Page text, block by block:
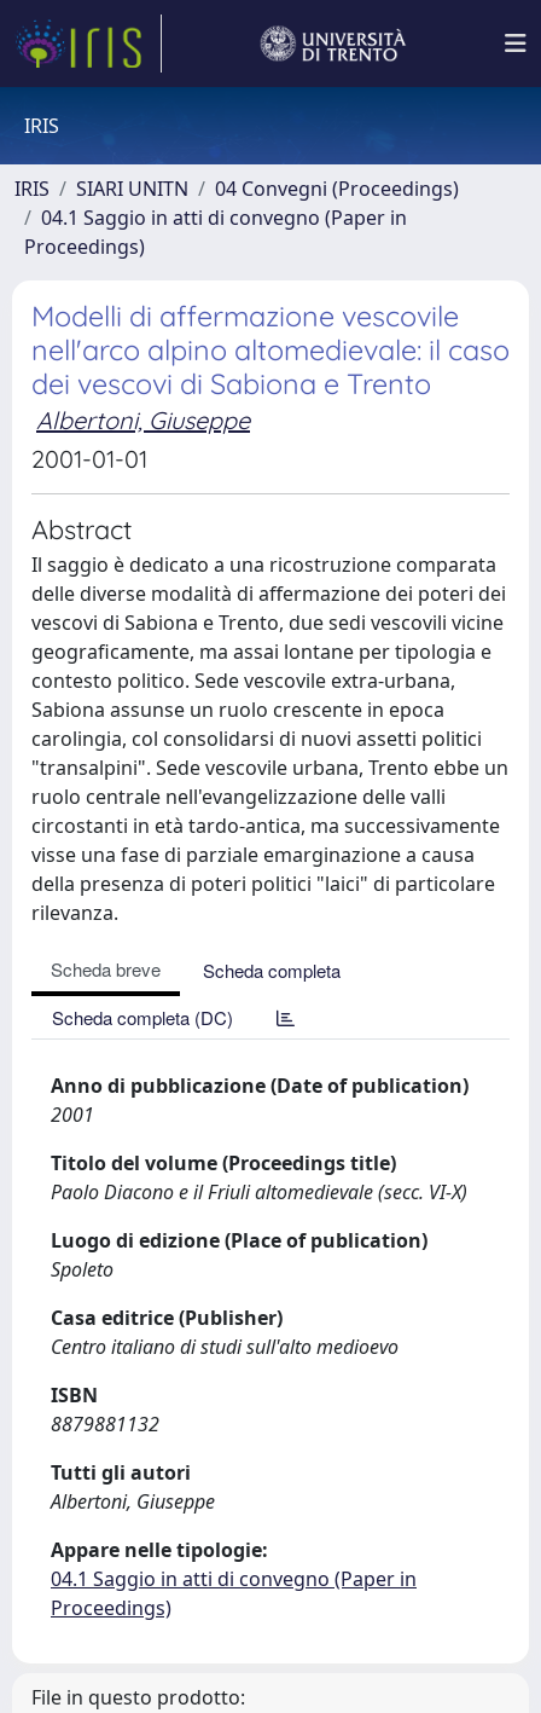
IRIS
IRIS SIARI UNITN
04 Convegni (Proceedings)
04.1 Saggio in atti di convegno (Paper in
Proceedings)
Modelli di affermazione vescovile
nell'arco alpino altomedievale: il caso
dei vescovi di Sabiona e Trento
Albertoni, Giuseppe
2001-01-01
Abstract
Il saggio è dedicato a una ricostruzione comparata
delle diverse modalità di affermazione dei poteri dei
vescovi di Sabiona e Trento, due sedi vescovili vicine
geograficamente, ma assai lontane per tipologia e
contesto politico. Sede vescovile extra-urbana,
Sabiona assunse un ruolo crescente in epoca
carolingia, col consolidarsi di nuovi assetti politici
"transalpini". Sede vescovile urbana, Trento ebbe un
ruolo centrale nell'evangelizzazione delle valli
circostanti in età tardo-antica, ma successivamente
visse una fase di parziale emarginazione a causa
della presenza di poteri politici "laici" di particolare
rilevanza.
Scheda breve
Scheda completa
Scheda completa (DC)
Anno di pubblicazione (Date of publication)
2001
Titolo del volume (Proceedings title)
Paolo Diacono e il Friuli altomedievale (secc. VI-X)
Luogo di edizione (Place of publication)
Spoleto
Casa editrice (Publisher)
Centro italiano di studi sull'alto medioevo
ISBN
8879881132
Tutti gli autori
Albertoni, Giuseppe
Appare nelle tipologie:
04.1 Saggio in atti di convegno (Paper in
Proceedings)
File in questo prodotto: